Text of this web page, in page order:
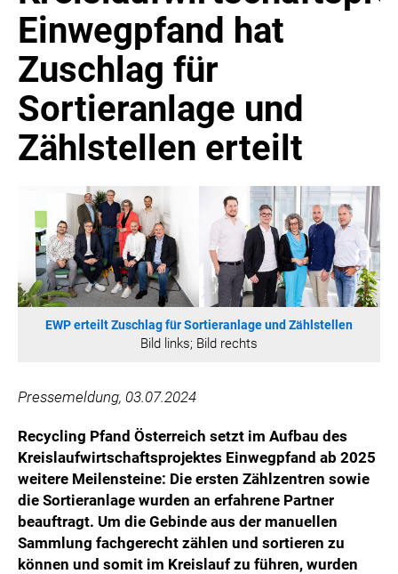
COCA-COLA HBC ÖSTERREICH
RÖMERQUELLE
ÖSTERREICHISCHE SPORTHILFE
KESCH
BARFLY'S CLUB
SPORTS MEDIA AUSTRIA
RECYCLEMICH-INITIATIVE
VIER HOCH VIER
ALFIES
HANNERSBERG
WILHELM-EXNER-MEDAILLEN STIFTUNG
ADMIRAL SPORTWETTEN
TRÄGERVEREIN EINWEGPFAND
SPECIAL OLYMPICS ÖSTERREICH
MEDIA
LOGOS
COCA COLA
Einwegpfand hat
Zuschlag für
Sortieranlage und
Zählstellen erteilt
EWP erteilt Zuschlag für Sortieranlage und Zählstellen
Bild links; Bild rechts
Pressemeldung, 03.07.2024
Recycling Pfand Österreich setzt im Aufbau des
Kreislaufwirtschaftsprojektes Einwegpfand ab 2025
weitere Meilensteine: Die ersten Zählzentren sowie
die Sortieranlage wurden an erfahrene Partner
beauftragt. Um die Gebinde aus der manuellen
Sammlung fachgerecht zählen und sortieren zu
können und somit im Kreislauf zu führen, wurden